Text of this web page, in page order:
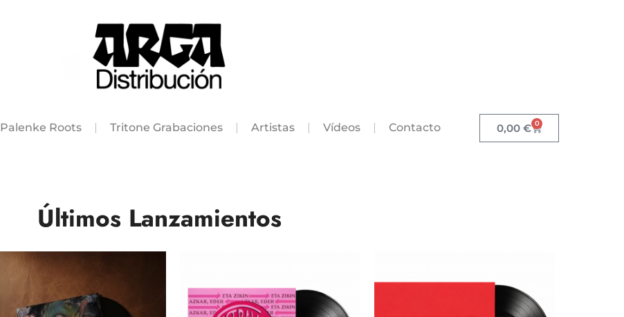
Palenke Roots Tritone Grabaciones Artistas Vídeos Contacto 0,00€ 0
Últimos Lanzamientos